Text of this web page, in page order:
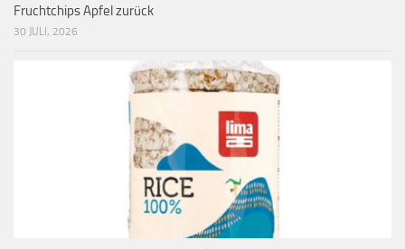
Fruchtchips Apfel zurück
30 JULI, 2026